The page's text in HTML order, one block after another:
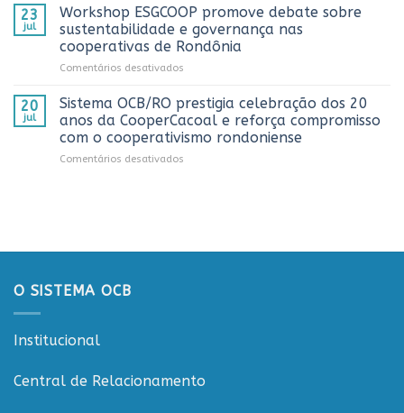
Caminhoneiro
promovida
pela
Cooperativa
Vilhena
OCB/RO
recebe
representantes
do
apresentação
Rondônia
23
jul
Workshop ESGCOOP promove debate sobre
sustentabilidade e governança nas
cooperativas de Rondônia
Comentários desativados
ESGCOOP
promove
debate
sobre
Rondônia
20
jul
Sistema OCB/RO prestigia celebração dos 20
anos da CooperCacoal e reforça compromisso
com o cooperativismo rondoniense
Comentários desativados
20
cooperativismo
O SISTEMA OCB
Institucional
Central de Relacionamento